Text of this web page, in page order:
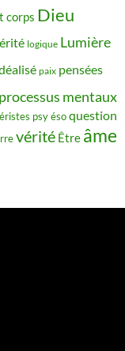
corps Dieu
logique Lumière
paix pensées
processus mentaux
psy ésoquestion
vérité Être âme